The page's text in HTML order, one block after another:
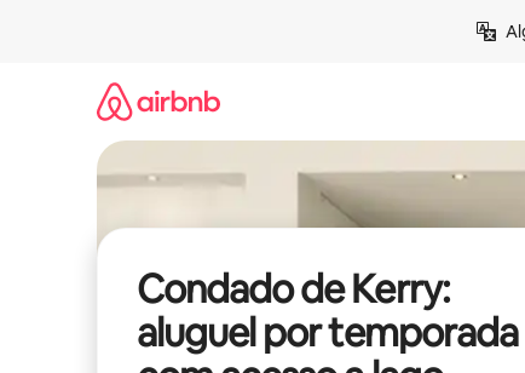
Condado de Kerry:
aluguel por temporada